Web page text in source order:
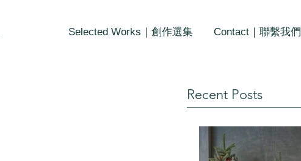
Selected Works｜創作選集 Contact｜聯繫我們
Recent Posts